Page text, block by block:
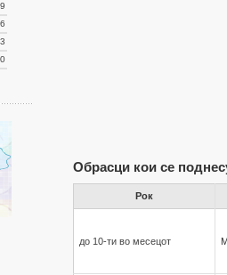
9
Обрасци кои се
Рок
до 10-ти во месецот